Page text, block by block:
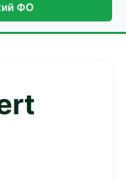
ФО